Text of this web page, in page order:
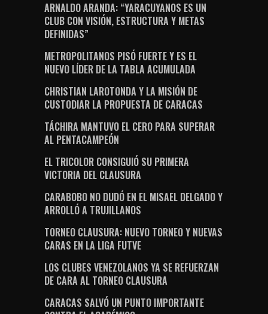
ARNALDO ARANDA: “YARACUYANOS ES UN
CLUB CON VISIÓN, ESTRUCTURA Y METAS
DEFINIDAS”
METROPOLITANOS PISÓ FUERTE Y ES EL
NUEVO LÍDER DE LA TABLA ACUMULADA
CHRISTIAN LAROTONDA Y LA MISIÓN DE
CUSTODIAR LA PROPUESTA DE CARACAS
TÁCHIRA MANTUVO EL CERO PARA SUPERAR
AL PENTACAMPEÓN
EL TRICOLOR CONSIGUIÓ SU PRIMERA
VICTORIA DEL CLAUSURA
CARABOBO NO DUDÓ EN EL MISAEL DELGADO Y
ARROLLÓ A TRUJILLANOS
TORNEO CLAUSURA: NUEVO TORNEO Y NUEVAS
CARAS EN LA LIGA FUTVE
LOS CLUBES VENEZOLANOS YA SE REFUERZAN
DE CARA AL TORNEO CLAUSURA
CARACAS SALVÓ UN PUNTO IMPORTANTE